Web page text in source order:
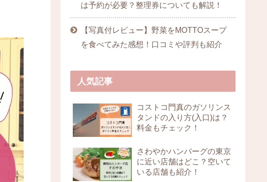
は予約が必要？整理券についても解説！
【写真付レビュー】野菜をMOTTOスープ
を食べてみた感想！口コミや評判も紹介
人気記事
コストコ門真のガソリンス
タンドの入り方(入口)は？
料金もチェック！
さわやかハンバーグの東京
に近い店舗はどこ？空いて
いる店舗も紹介！